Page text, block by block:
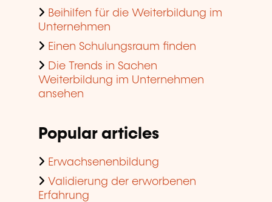
Beihilfen für die Weiterbildung im
Unternehmen
Einen Schulungsraum finden
Die Trends in Sachen
Weiterbildung im Unternehmen
ansehen
Popular articles
Erwachsenenbildung
Validierung der erworbenen
Erfahrung